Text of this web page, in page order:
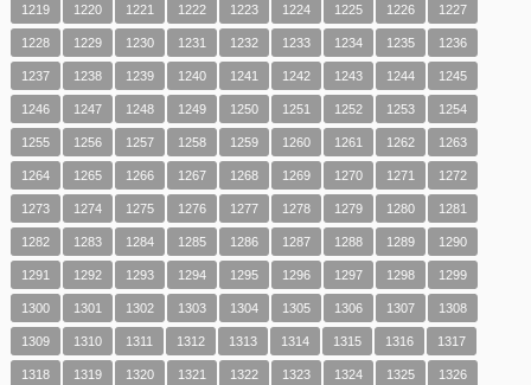
1219 1220 1221 1222 1223 1224 1225 1226 1227
1228 1229 1230 1231 1232 1233 1234 1235 1236
1237 1238 1239 1240 1241 1242 1243 1244 1245
1246 1247 1248 1249 1250 1251 1252 1253 1254
1255 1256 1257 1258 1259 1260 1261 1262 1263
1264 1265 1266 1267 1268 1269 1270 1271 1272
1273 1274 1275 1276 1277 1278 1279 1280 1281
1282 1283 1284 1285 1286 1287 1288 1289 1290
1291 1292 1293 1294 1295 1296 1297 1298 1299
1300 1301 1302 1303 1304 1305 1306 1307 1308
1309 1310 1311 1312 1313 1314 1315 1316 1317
1318 1319 1320 1321 1322 1323 1324 1325 1326